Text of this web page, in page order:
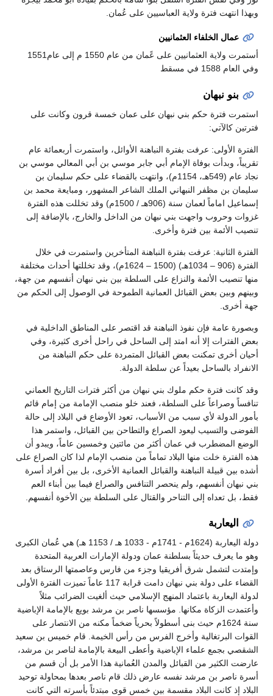
وبهذا انتهت فترة ولاية العباسيين على عُمان.
عمال الخلفاء العثمانيين
أستمرت ولاية العثمانيين على عًمان من عام 1550 م إلى عام1551
وفي العام 1588 في مسقط
بنو نبهان
استمرت فترة حكم بني نبهان على عمان خمسة قرون وكانت على
فترتين كالآتي:
الفترة الأولى: عرفت بفترة النباهنة الأوائل، واستمرت أربعمائة عام
تقريباً، وبدأت بوفاة الإمام أبي جابر موسي بن أبي المعالي موسي بن
نجاد عام (549هـ، 1154م)، وانتهت بالقضاء على حكم سليمان بن
سليمان بن مظفر النبهاني الملك الشاعر المشهور، ومبايعة محمد بن
إسماعيل اماماً لعمان سنة (906هـ / 1500م) وقد تخللت هذه الفترة
غزوات وحروب واجهت بني نبهان من الداخل والخارج، بالإضافة إلى
تنصيب الأئمة بين فترة وأخرى.
الفترة الثانية: عرفت بفترة النباهنة المتأخرين واستمرت في خلال
الفترة (906 – 1034هـ) (1500 – 1624م)، وقد تخللتها أحداث مختلفة
منها تنصيب الأئمة والنزاع على السلطة بين بني نبهان أنفسهم من جهة،
وبينهم وبين بعض القبائل العمانية الطموحة في الوصول إلى الحكم من
جهة أخرى.
وبصورة عامة فإن نفوذ النباهنة قد اقتصر على المناطق الداخلية في
بعض الفترات إلا أنه امتد إلى الساحل في راحل أخرى كثيرة، وفي
أحيان أخرى تمكنت بعض القبائل المتمردة على حكم النباهنة من
الانفراد بالساحل بعيداً عن سلطة الدولة.
وقد كانت فترة حكم ملوك بني نبهان من أكثر فترات التاريخ العماني
تنافساً وصراعاً على السلطة، فعند خلو منصب الإمامة من إمام قائم
بأمور الدولة لأي سبب من الأسباب، تعود الأوضاع في البلاد إلى حالة
الفوضى والتسيب ليعود الصراع والتطاحن بين القبائل، واستمر هذا
الوضع المضطرب في عمان أكثر من مائتين وخمسين عاماً، ويبدو أن
هذه الفترة خلت منها البلاد تماماً من منصب الإمام لذا كان الصراع على
أشده بين قبيلة النباهنة والقبائل العمانية الأخرى، بل بين أفراد أسرة
بني نبهان أنفسهم، ولم ينحصر التنافس والصراع فيما بين أبناء العم
فقط، بل تعداه إلى التناحر والقتال على السلطة بين الأخوة أنفسهم.
اليعاربة
دولة اليعاربة (1624م - 1741م - 1033 هـ / 1153 هـ) هي عُمان الكبرى
وهو ما يعرف حديثاً بسلطنة عمان ودولة الإمارات العربية المتحدة
وإمتدت لتشمل شرق أفريقيا وجزء من فارس وعاصمتها الرستاق بعد
القضاء على دولة بني نبهان دامت قرابة 117 عاماً تميزت الفترة الأولى
لدولة اليعاربة باعتماد المنهج الإسلامي حيث ألغيت الضرائب مثلاً
وأعتمدت الزكاة مكانها. مؤسسها ناصر بن مرشد بويع بالإمامة الإباضية
سنة 1624م حيث بنى أسطولاً بحرياً ضخماً مكنه من الانتصار على
القوات البرتغالية وأخرج الفرس من رأس الخيمة. قام خميس بن سعيد
الشقصي بجمع علماء الإباضية وأعطى البيعة بالإمامة لناصر بن مرشد،
عارضت الكثير من القبائل والمدن العُمانية هذا الأمر بل أن قسم من
أسرة ناصر بن مرشد نفسه عارض ذلك قام ناصر بعدها بمحاولة توحيد
البلاد إذ كانت البلاد مقسمة بين خمس قوى مبتدئاً بأسرته التي كانت